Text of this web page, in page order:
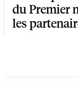
du Premier
les